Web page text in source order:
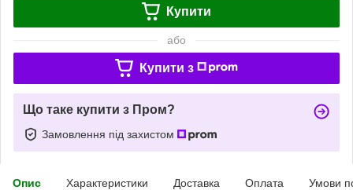
Купити
або
Купити з
Що таке купити з Пром?
Замовлення під захистом
Опис Характеристики Доставка Оплата Умови